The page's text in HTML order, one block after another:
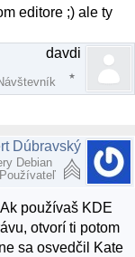
editore ;) ale ty
davdi
Dúbravský
Debian
Používateľ
používaš KDE
otvorí ti potom
sa osvedčil Kate